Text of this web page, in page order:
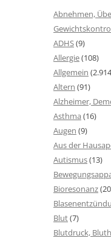
Abnehmen,
ADHS(9)
Allergie(108)
Allgemein
Altern (91)
Alzheimer,
Asthma (16)
Augen (9)
Aus der
Autismus(13)
Bioresonanz
Blut(7)
Blutdruck,